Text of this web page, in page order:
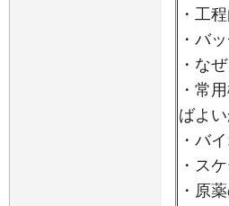
・工
・バ
・な
・常
ばよい
・バ
・ス
・原